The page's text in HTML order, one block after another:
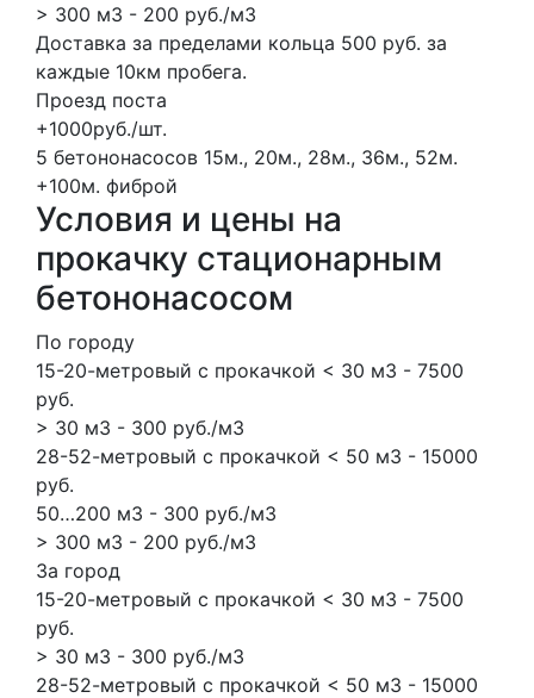
> 300 м3 - 200 руб./м3
Доставка за пределами кольца 500 руб. за
каждые 10км пробега.
Проезд поста
+1000руб./шт.
5 бетононасосов 15м., 20м., 28м., 36м., 52м.
+100м. фиброй
Условия и цены на
прокачку стационарным
бетононасосом
По городу
15-20-метровый с прокачкой < 30 м3 - 7500
руб.
> 30 м3 - 300 руб./м3
28-52-метровый с прокачкой < 50 м3 - 15000
руб.
50…200 м3 - 300 руб./м3
> 300 м3 - 200 руб./м3
За город
15-20-метровый с прокачкой < 30 м3 - 7500
руб.
> 30 м3 - 300 руб./м3
28-52-метровый с прокачкой < 50 м3 - 15000